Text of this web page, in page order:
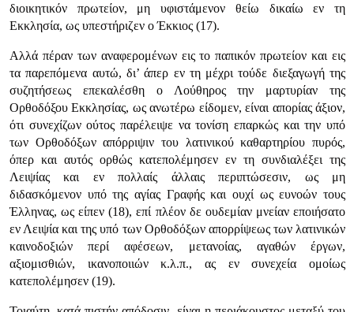
διοικητικόν πρωτείον, μη υφιστάμενον θείω δικαίω εν τη
Εκκλησία, ως υπεστήριζεν ο Έκκιος (17).
Αλλά πέραν των αναφερομένων εις το παπικόν πρωτείον και εις
τα παρεπόμενα αυτώ, δι’ άπερ εν τη μέχρι τούδε διεξαγωγή της
συζητήσεως επεκαλέσθη ο Λούθηρος την μαρτυρίαν της
Ορθοδόξου Εκκλησίας, ως ανωτέρω είδομεν, είναι απορίας άξιον,
ότι συνεχίζων ούτος παρέλειψε να τονίση επαρκώς και την υπό
των Ορθοδόξων απόρριψιν του λατινικού καθαρτηρίου πυρός,
όπερ και αυτός ορθώς κατεπολέμησεν εν τη συνδιαλέξει της
Λειψίας και εν πολλαίς άλλαις περιπτώσεσιν, ως μη
διδασκόμενον υπό της αγίας Γραφής και ουχί ως ευνοών τους
Έλληνας, ως είπεν (18), επί πλέον δε ουδεμίαν μνείαν εποιήσατο
εν Λειψία και της υπό των Ορθοδόξων απορρίψεως των λατινικών
καινοδοξιών περί αφέσεων, μετανοίας, αγαθών έργων,
αξιομισθιών, ικανοποιιών κ.λ.π., ας εν συνεχεία ομοίως
κατεπολέμησεν (19).